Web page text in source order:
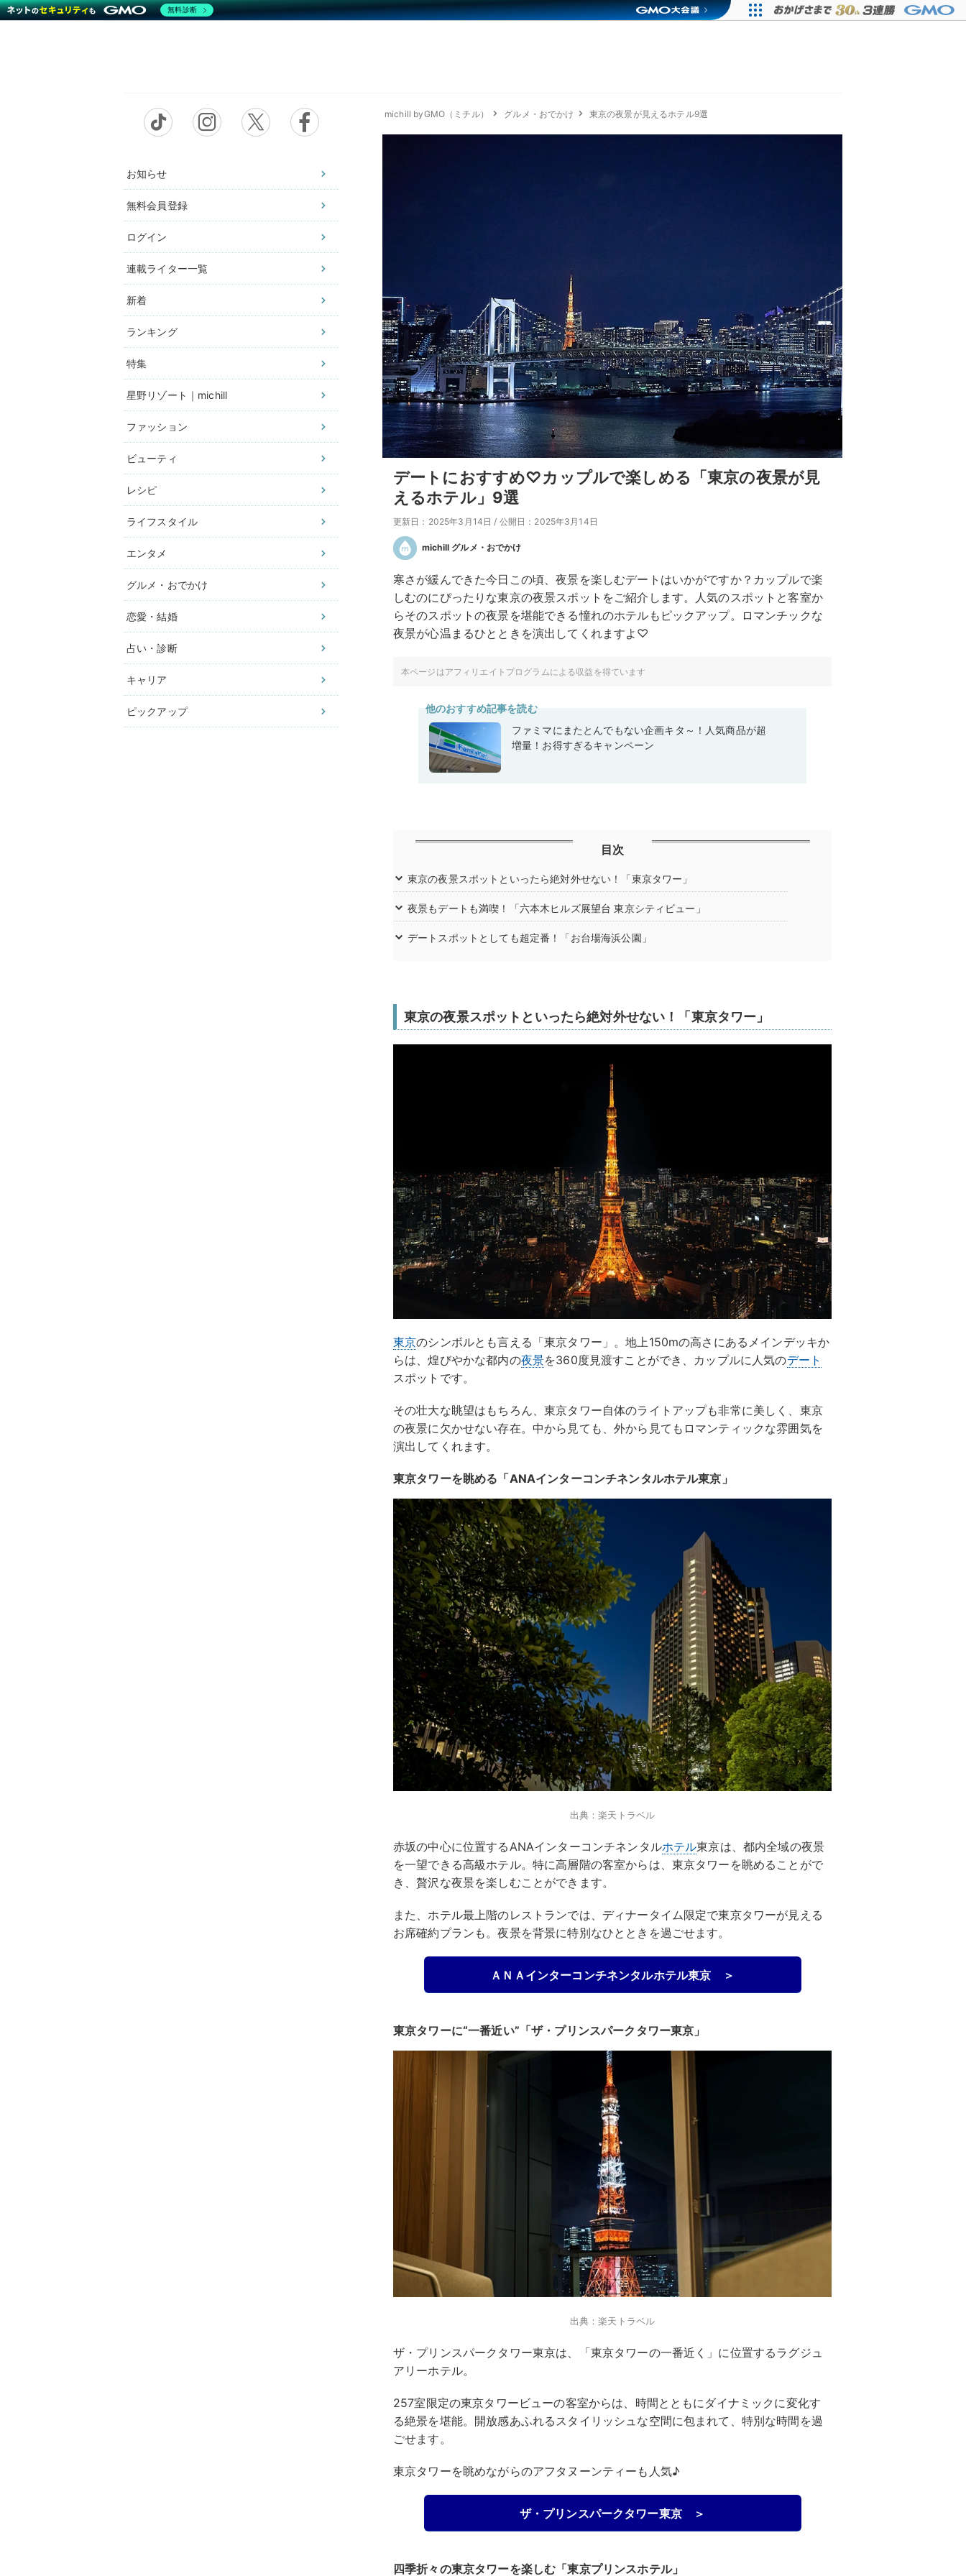
お知らせ
無料会員登録
ログイン
連載ライター一覧
新着
ランキング
特集
星野リゾート｜michill
ファッション
ビューティ
レシピ
ライフスタイル
エンタメ
グルメ・おでかけ
恋愛・結婚
占い・診断
キャリア
ピックアップ
michill byGMO（ミチル） グルメ・おでかけ 東京の夜景が見えるホテル9選
デートにおすすめ♡カップルで楽しめる「東京の夜景が見
えるホテル」9選
更新日：2025年3月14日 / 公開日：2025年3月14日
michill グルメ・おでかけ
寒さが緩んできた今日この頃、夜景を楽しむデートはいかがですか？カップルで楽
しむのにぴったりな東京の夜景スポットをご紹介します。人気のスポットと客室か
らそのスポットの夜景を堪能できる憧れのホテルもピックアップ。ロマンチックな
夜景が心温まるひとときを演出してくれますよ♡
本ページはアフィリエイトプログラムによる収益を得ています
他のおすすめ記事を読む
ファミマにまたとんでもない企画キタ～！人気商品が超
増量！お得すぎるキャンペーン
目次
東京の夜景スポットといったら絶対外せない！「東京タワー」
夜景もデートも満喫！「六本木ヒルズ展望台 東京シティビュー」
デートスポットとしても超定番！「お台場海浜公園」
東京の夜景スポットといったら絶対外せない！「東京タワー」
東京のシンボルとも言える「東京タワー」。地上150mの高さにあるメインデッキか
らは、煌びやかな都内の夜景を360度見渡すことができ、カップルに人気のデート
スポットです。
その壮大な眺望はもちろん、東京タワー自体のライトアップも非常に美しく、東京
の夜景に欠かせない存在。中から見ても、外から見てもロマンティックな雰囲気を
演出してくれます。
東京タワーを眺める「ANAインターコンチネンタルホテル東京」
出典：楽天トラベル
赤坂の中心に位置するANAインターコンチネンタルホテル東京は、都内全域の夜景
を一望できる高級ホテル。特に高層階の客室からは、東京タワーを眺めることがで
き、贅沢な夜景を楽しむことができます。
また、ホテル最上階のレストランでは、ディナータイム限定で東京タワーが見える
お席確約プランも。夜景を背景に特別なひとときを過ごせます。
ＡＮＡインターコンチネンタルホテル東京 ＞
東京タワーに“一番近い”「ザ・プリンスパークタワー東京」
出典：楽天トラベル
ザ・プリンスパークタワー東京は、「東京タワーの一番近く」に位置するラグジュ
アリーホテル。
257室限定の東京タワービューの客室からは、時間とともにダイナミックに変化す
る絶景を堪能。開放感あふれるスタイリッシュな空間に包まれて、特別な時間を過
ごせます。
東京タワーを眺めながらのアフタヌーンティーも人気♪
ザ・プリンスパークタワー東京 ＞
四季折々の東京タワーを楽しむ「東京プリンスホテル」
無料診断